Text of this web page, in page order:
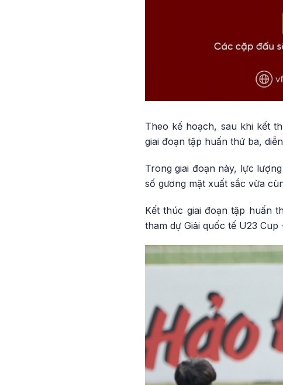
Theo kế hoạch, sau khi kết
giai đoạn tập huấn thứ ba,
Trong giai đoạn này, lực
số gương mặt xuất sắc vừa
Kết thúc giai đoạn tập huấn
tham dự Giải quốc tế U23 Cup